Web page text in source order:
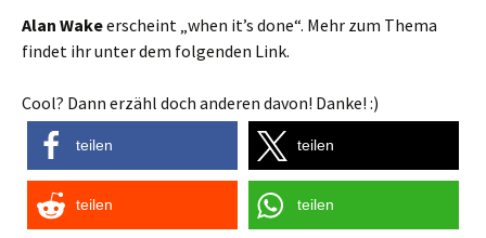
Alan Wakeerscheint „when it’s done“. Mehr zum Thema
findet ihr unter dem folgenden Link.
Cool? Dann erzähl doch anderen davon! Danke! :)
teilen teilen
teilen teilen